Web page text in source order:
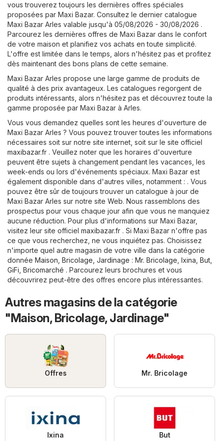
vous trouverez toujours les dernières offres spéciales
proposées par Maxi Bazar. Consultez le dernier catalogue
Maxi Bazar Arles valable jusqu'à 05/08/2026 - 30/08/2026 .
Parcourez les dernières offres de Maxi Bazar dans le confort
de votre maison et planifiez vos achats en toute simplicité.
L'offre est limitée dans le temps, alors n'hésitez pas et profitez
dès maintenant des bons plans de cette semaine.
Maxi Bazar Arles propose une large gamme de produits de
qualité à des prix avantageux. Les catalogues regorgent de
produits intéressants, alors n'hésitez pas et découvrez toute la
gamme proposée par Maxi Bazar à Arles.
Vous vous demandez quelles sont les heures d'ouverture de
Maxi Bazar Arles ? Vous pouvez trouver toutes les informations
nécessaires soit sur notre site internet, soit sur le site officiel
maxibazar.fr . Veuillez noter que les horaires d'ouverture
peuvent être sujets à changement pendant les vacances, les
week-ends ou lors d'événements spéciaux. Maxi Bazar est
également disponible dans d'autres villes, notamment : . Vous
pouvez être sûr de toujours trouver un catalogue à jour de
Maxi Bazar Arles sur notre site Web. Nous rassemblons des
prospectus pour vous chaque jour afin que vous ne manquiez
aucune réduction. Pour plus d'informations sur Maxi Bazar,
visitez leur site officiel maxibazar.fr . Si Maxi Bazar n'offre pas
ce que vous recherchez, ne vous inquiétez pas. Choisissez
n'importe quel autre magasin de votre ville dans la catégorie
donnée Maison, Bricolage, Jardinage : Mr. Bricolage Ixina But
GiFi Bricomarché . Parcourez leurs brochures et vous
découvrirez peut-être des offres encore plus intéressantes.
Autres magasins de la catégorie
"Maison, Bricolage, Jardinage"
Offres Mr. Bricolage
Ixina But